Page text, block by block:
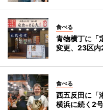
食べる
青物横丁に「
変更、23区内
食べる
西五反田に「
横浜に続く2